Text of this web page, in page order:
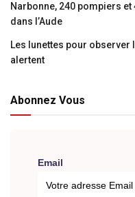
Narbonne, 240 pompiers
dans l’Aude
Les lunettes pour observer
alertent
Abonnez Vous
Email